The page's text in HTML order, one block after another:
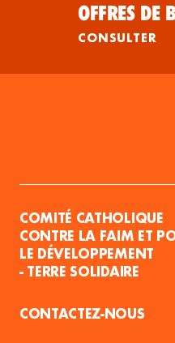
OFFRES DE
CONSULTER
COMITÉ CATHOLIQUE
CONTRE LA FAIM ET
LE DÉVELOPPEMENT
- TERRE SOLIDAIRE
CONTACTEZ-NOUS